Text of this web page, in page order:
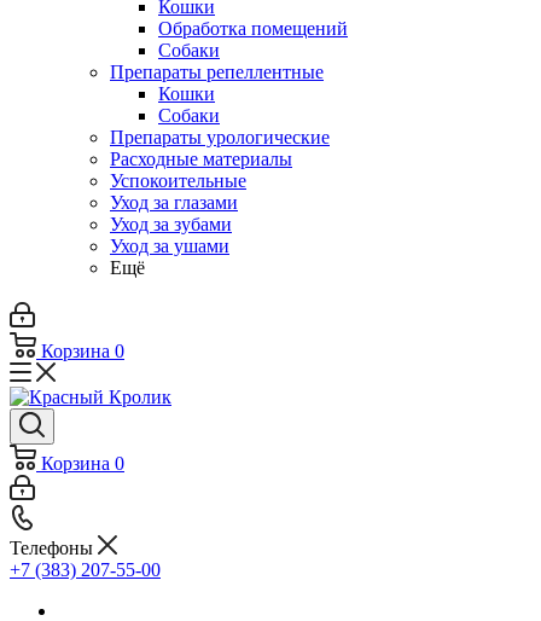
Кошки
Обработка помещений
Собаки
Препараты репеллентные
Кошки
Собаки
Препараты урологические
Расходные материалы
Успокоительные
Уход за глазами
Уход за зубами
Уход за ушами
Ещё
Корзина 0
Корзина 0
Телефоны
+7 (383) 207-55-00